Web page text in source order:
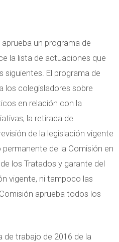
un programa de
la lista de actuaciones que
siguientes. El programa de
los colegisladores sobre
en relación con la
la retirada de
de la legislación vigente
permanente de la Comisión en
los Tratados y garante del
vigente, ni tampoco las
aprueba todos los
de trabajo de 2016 de la